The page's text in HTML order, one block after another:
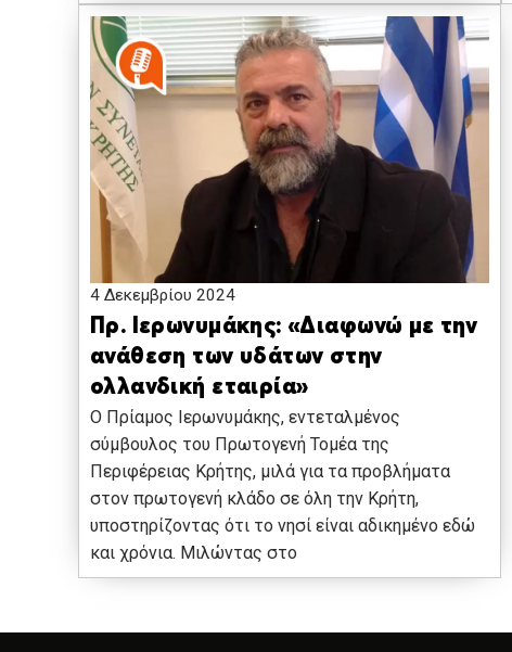
4 Δεκεμβρίου 2024
Πρ. Ιερωνυμάκης: «Διαφωνώ με την
ανάθεση των υδάτων στην
ολλανδική εταιρία»
Ο Πρίαμος Ιερωνυμάκης, εντεταλμένος
σύμβουλος του Πρωτογενή Τομέα της
Περιφέρειας Κρήτης, μιλά για τα προβλήματα
στον πρωτογενή κλάδο σε όλη την Κρήτη,
υποστηρίζοντας ότι το νησί είναι αδικημένο εδώ
και χρόνια. Μιλώντας στο